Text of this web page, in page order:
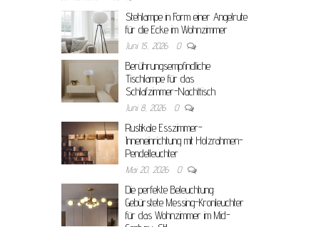
Stehlampe in Form einer Angelrute
für die Ecke im Wohnzimmer
Juni 15, 2026 0
Berührungsempfindliche
Tischlampe für das
Schlafzimmer-Nachttisch
Juni 8, 2026 0
Rustikale Esszimmer-
Inneneinrichtung mit Holzrahmen-
Pendelleuchter
Mai 20, 2026 0
Die perfekte Beleuchtung:
Gebürstete Messing-Kronleuchter
für das Wohnzimmer im Mid-